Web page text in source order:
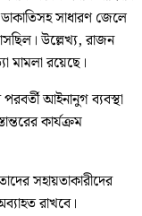
সাধারণ জেলে
উল্লেখ্য, রাজন
মামলা রয়েছে।
আইনানুগ ব্যবস্থা
কার্যক্রম
সহায়তাকারীদের
রাখবে।